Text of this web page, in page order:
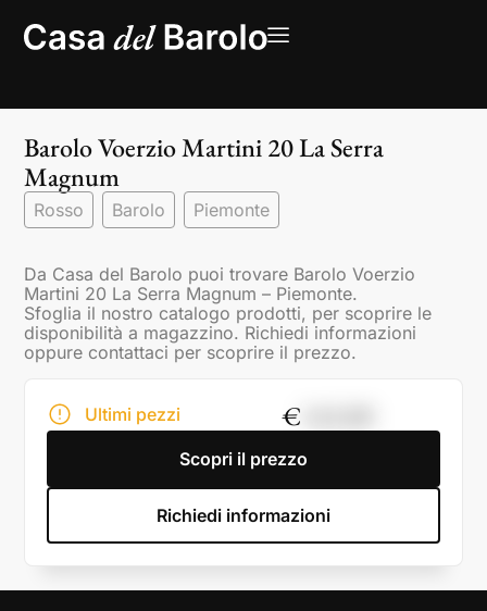
Barolo Voerzio Martini 20 La Serra
Magnum
Rosso Barolo Piemonte
Da Casa del Barolo puoi trovare Barolo Voerzio
Martini 20 La Serra Magnum – Piemonte.
Sfoglia il nostro catalogo prodotti, per scoprire le
disponibilità a magazzino. Richiedi informazioni
oppure contattaci per scoprire il prezzo.
Ultimi pezzi €
Scopri il prezzo
Richiedi informazioni